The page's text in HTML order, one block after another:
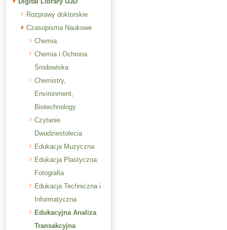
Rozprawy doktorskie
Czasopisma Naukowe
Chemia
Chemia i Ochrona
Środowiska
Chemistry,
Environment,
Biotechnology
Czytanie
Dwudziestolecia
Edukacja Muzyczna
Edukacja Plastyczna:
Fotografia
Edukacja Techniczna i
Informatyczna
Edukacyjna Analiza
Transakcyjna